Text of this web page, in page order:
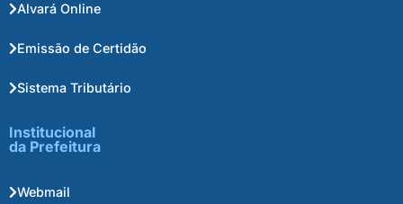
Alvará Online
Emissão de Certidão
Sistema Tributário
Institucional
da Prefeitura
Webmail